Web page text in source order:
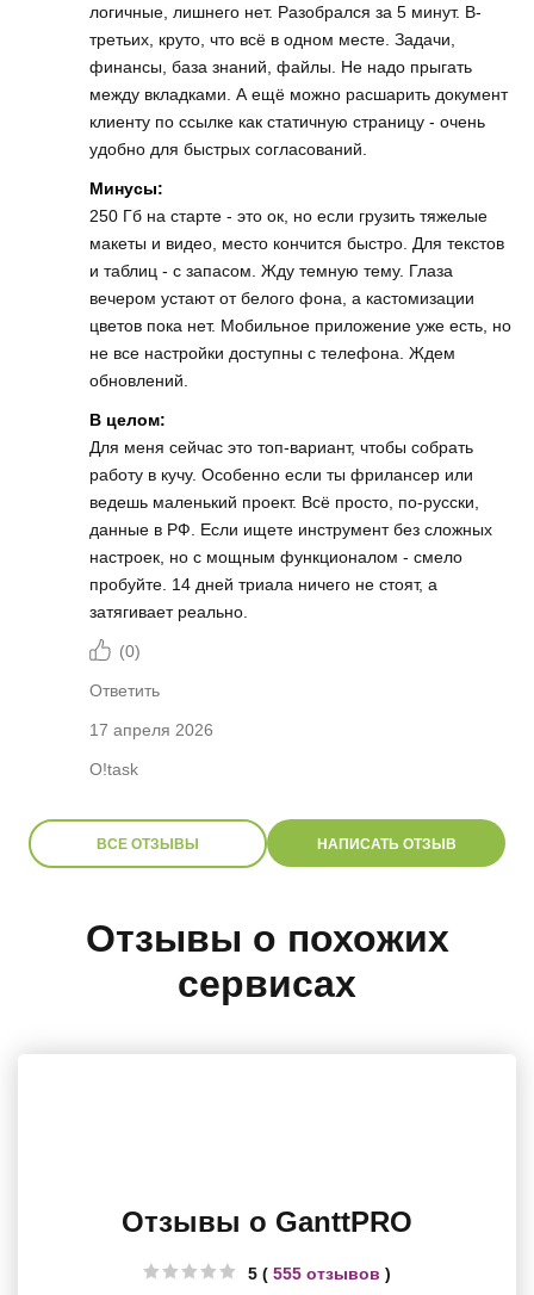
логичные, лишнего нет. Разобрался за 5 минут. В-
третьих, круто, что всё в одном месте. Задачи,
финансы, база знаний, файлы. Не надо прыгать
между вкладками. А ещё можно расшарить документ
клиенту по ссылке как статичную страницу - очень
удобно для быстрых согласований.
Минусы:
250 Гб на старте - это ок, но если грузить тяжелые
макеты и видео, место кончится быстро. Для текстов
и таблиц - с запасом. Жду темную тему. Глаза
вечером устают от белого фона, а кастомизации
цветов пока нет. Мобильное приложение уже есть, но
не все настройки доступны с телефона. Ждем
обновлений.
В целом:
Для меня сейчас это топ-вариант, чтобы собрать
работу в кучу. Особенно если ты фрилансер или
ведешь маленький проект. Всё просто, по-русски,
данные в РФ. Если ищете инструмент без сложных
настроек, но с мощным функционалом - смело
пробуйте. 14 дней триала ничего не стоят, а
затягивает реально.
(0)
Ответить
17 апреля 2026
O!task
ВСЕ ОТЗЫВЫ НАПИСАТЬ ОТЗЫВ
Отзывы о похожих
сервисах
Отзывы о GanttPRO
5 ( 555 отзывов )